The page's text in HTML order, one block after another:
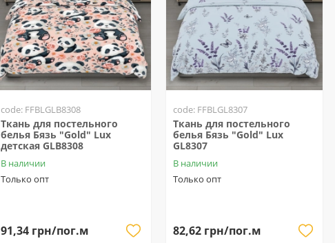
code: FFBLGLB8308
Ткань для постельного
белья Бязь "Gold" Lux
детская GLB8308
В наличии
Только опт
91,34 грн/пог.м
code: FFBLGL8307
Ткань для постельного
белья Бязь "Gold" Lux
GL8307
В наличии
Только опт
82,62 грн/пог.м